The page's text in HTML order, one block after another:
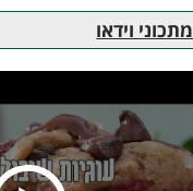
מתכוני וידאו